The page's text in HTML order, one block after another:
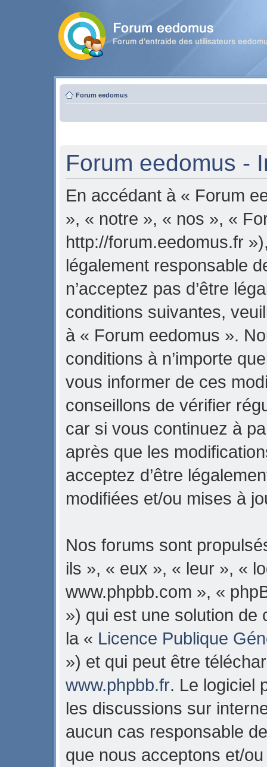
Forum eedomus
Forum eedomus -
En accédant à « Forum
», « notre », « nos », «
http://forum.eedomus.fr
légalement responsable
n’acceptez pas d’être
conditions suivantes,
à « Forum eedomus ».
conditions à n’importe
vous informer de ces
conseillons de vérifier
car si vous continuez à
après que les
acceptez d’être
modifiées et/ou mises à
Nos forums sont
ils », « eux », « leur », «
www.phpbb.com », «
») qui est une solution de
la « Licence Publique
») et qui peut être
www.phpbb.fr. Le logiciel
les discussions sur
aucun cas responsable
que nous acceptons et/